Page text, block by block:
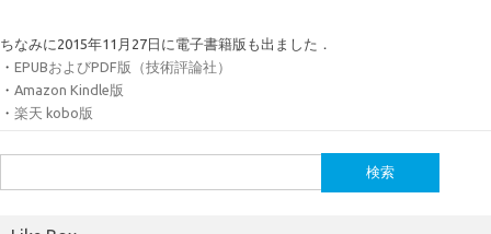
ちなみに2015年11月27日に電子書籍版も出ました．
・ EPUBおよびPDF版（技術評論社）
・ Amazon Kindle版
・ 楽天 kobo版
索: